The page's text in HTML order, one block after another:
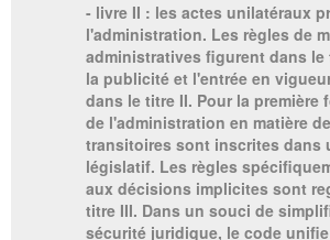
- livre II : les actes unilatéraux
l'administration. Les règles de
administratives figurent dans le
la publicité et l'entrée en
dans le titre II. Pour la
de l'administration en matière
transitoires sont inscrites dans
législatif. Les règles
aux décisions implicites sont
titre III. Dans un souci de
sécurité juridique, le code